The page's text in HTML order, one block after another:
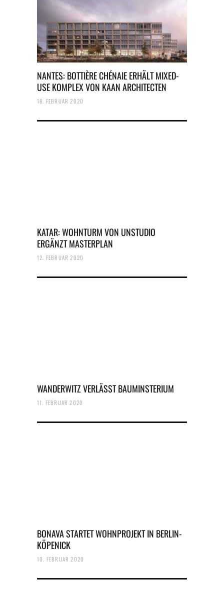
NANTES: BOTTIÈRE CHÉNAIE ERHÄLT MIXED-
USE KOMPLEX VON KAAN ARCHITECTEN
18. FEBRUAR 2020
KATAR: WOHNTURM VON UNSTUDIO
ERGÄNZT MASTERPLAN
12. FEBRUAR 2020
WANDERWITZ VERLÄSST BAUMINSTERIUM
11. FEBRUAR 2020
BONAVA STARTET WOHNPROJEKT IN BERLIN-
KÖPENICK
10. FEBRUAR 2020